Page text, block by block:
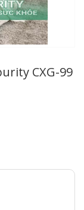
CXG-99